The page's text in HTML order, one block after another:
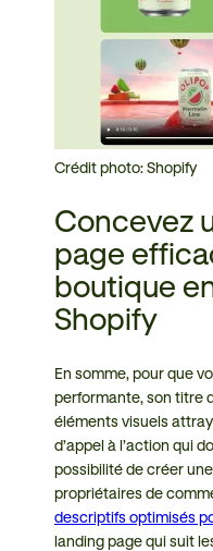
Crédit photo: Shopify
Concevez
page
boutique
Shopify
En somme, pour que
performante, son titre
éléments visuels
d’appel à l’action qui
possibilité de créer
propriétaires de
descriptifs optimisés
landing page qui suit